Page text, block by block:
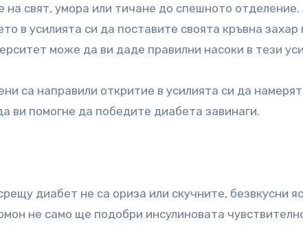
на свят, умора или тичане до спешното отделение.
в усилията си да поставите своята кръвна захар
може да ви даде правилни насоки в тези
са направили откритие в усилията си да намерят
ви помогне да победите диабета завинаги.
диабет не са ориза или скучните, безвкусни
не само ще подобри инсулиновата